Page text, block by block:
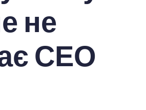
не
СЕО